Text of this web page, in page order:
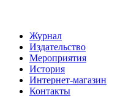
Журнал
Издательство
Мероприятия
История
Интернет-магазин
Контакты